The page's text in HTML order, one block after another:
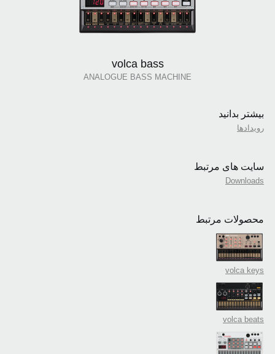
volca bass
ANALOGUE BASS MACHINE
بیشتر بدانید
رویدادها
سایت های مرتبط
Downloads
محصولات مرتبط
volca keys
volca beats